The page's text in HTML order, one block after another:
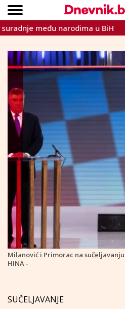
VIJESTI
SPORT
TEME
CRNALIFESTYLE
Copyright ©
narodima u BiH
Milanović i Primorac na sučeljavanju
HINA -
SUČELJAVANJE